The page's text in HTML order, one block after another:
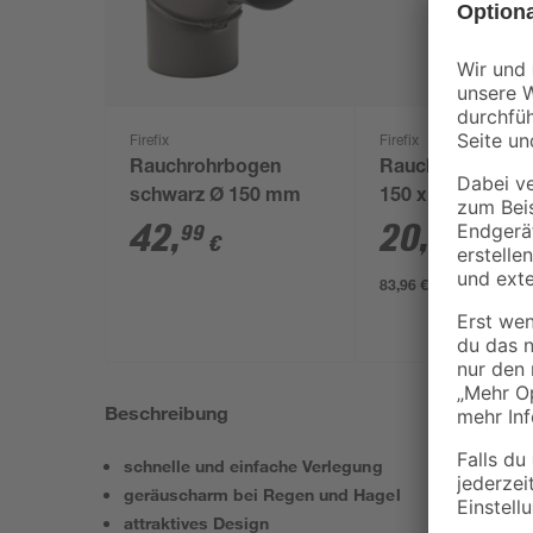
Firefix
Rauchrohrbogen
schwarz Ø 150 mm
42,99 €
Firefix
Rauchrohr
150 x 250 mm
20, €
83,96 € / Meter
Beschreibung
schnelle und einfache Verlegung
geräuscharm bei Regen und Hagel
attraktives Design